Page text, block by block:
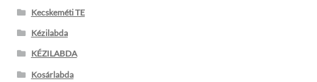
Kecskeméti TE
Kézilabda
KÉZILABDA
Kosárlabda